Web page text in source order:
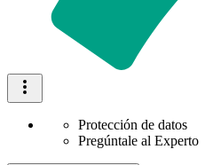
Protección de datos
Pregúntale al Experto